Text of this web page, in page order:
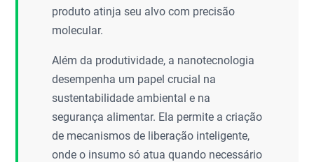
produto atinja seu alvo com precisão
molecular.
Além da produtividade, a nanotecnologia
desempenha um papel crucial na
sustentabilidade ambiental e na
segurança alimentar. Ela permite a criação
de mecanismos de liberação inteligente,
onde o insumo só atua quando necessário